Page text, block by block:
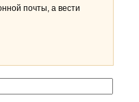
почты, а вести